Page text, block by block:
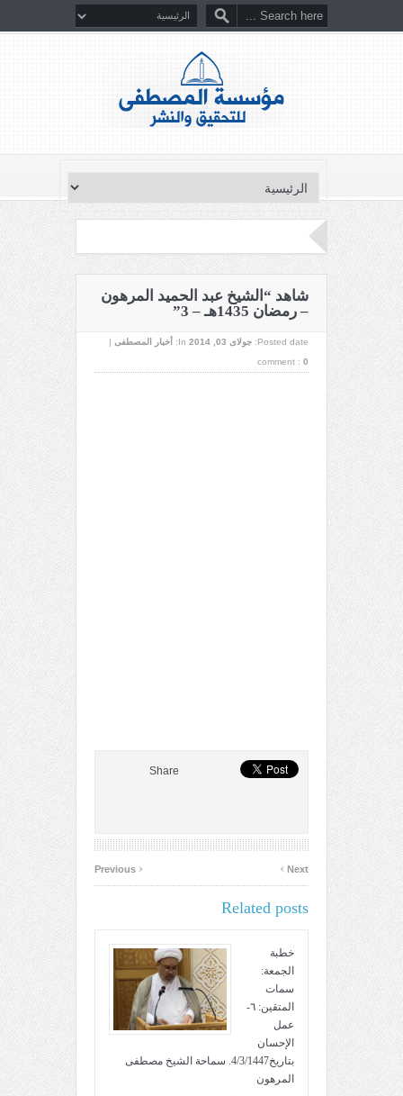
‏شاهد “الشيخ عبد الحميد المرهون
– رمضان 1435هـ – 3”
Posted date: جولای 03, 2014 In: أخبار المصطفى |
comment : 0
Share
‹ Next
›
Related posts
خطبة
الجمعة:
سمات
المتقين: ٦-
عمل
الإحسان
بتاريخ4/3/1447. سماحة الشيخ مصطفى
المرهون